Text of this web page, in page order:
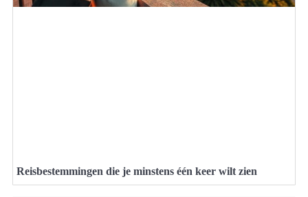
Reisbestemmingen die je minstens één keer wilt zien